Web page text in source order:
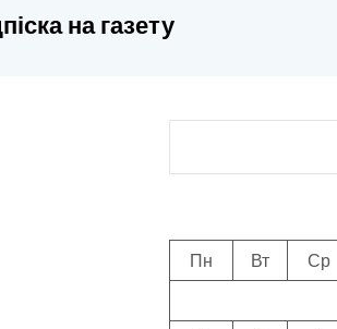
на газету
Пн Вт Ср